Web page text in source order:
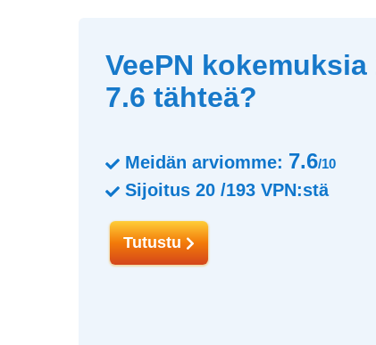
VeePN
7.6 tähteä?
Meidän arviomme: 7.6/10
Sijoitus 20 /193 VPN:stä
Tutustu